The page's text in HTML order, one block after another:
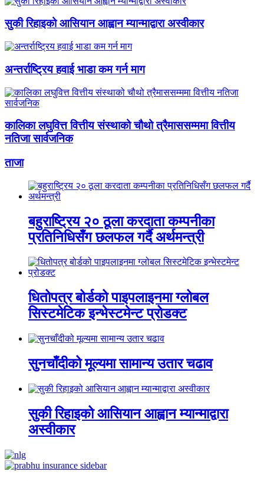
सुकी रिहाइको आसियान आह्वान म्यान्माद्वारा अस्वीकार
अन्तर्राष्ट्रिय हवाई भाडा कम गर्न माग
कालिका लघुवित्त वित्तीय संस्थाको चौथो त्रैमाससम्ममा वित्तीय
नतिजा सार्वजनिक
ताजा
बहुराष्ट्रिय २० ठूला करदाता कम्पनीका
प्रतिनिधिसँग छलफल गर्दै अर्थमन्त्री
धितोपत्र बोर्डको पाइपलाइनमा ग्लोबल
सिस्टमेटिक इन्भेस्टमेन्ट प्रोडक्ट
सुनचाँदीको मूल्यमा सामान्य उतार चढाव
सुकी रिहाइको आसियान आह्वान म्यान्माद्वारा
अस्वीकार